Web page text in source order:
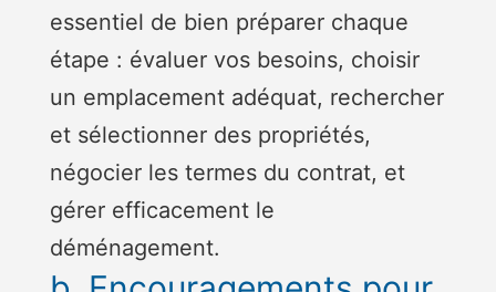
essentiel de bien préparer chaque
étape : évaluer vos besoins, choisir
un emplacement adéquat, rechercher
et sélectionner des propriétés,
négocier les termes du contrat, et
gérer efficacement le
déménagement.